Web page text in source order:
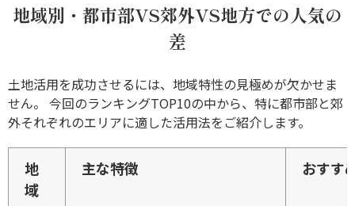
地域別・都市部VS郊外VS地方での人気の
差
土地活用を成功させるには、地域特性の見極めが欠かせま
せん。 今回のランキングTOP10の中から、特に都市部と郊
外それぞれのエリアに適した活用法をご紹介します。
地
域
主な特徴 おすす